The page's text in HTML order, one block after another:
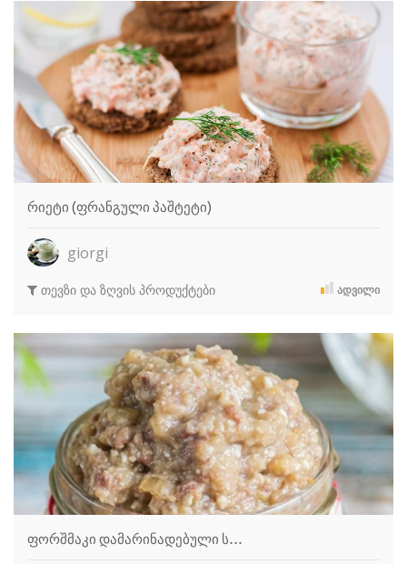
რიეტი (ფრანგული პაშტეტი)
giorgi
თევზი და ზღვის პროდუქტები ᲐᲓᲕᲘᲚᲘ
ფორშმაკი დამარინადებული ს…